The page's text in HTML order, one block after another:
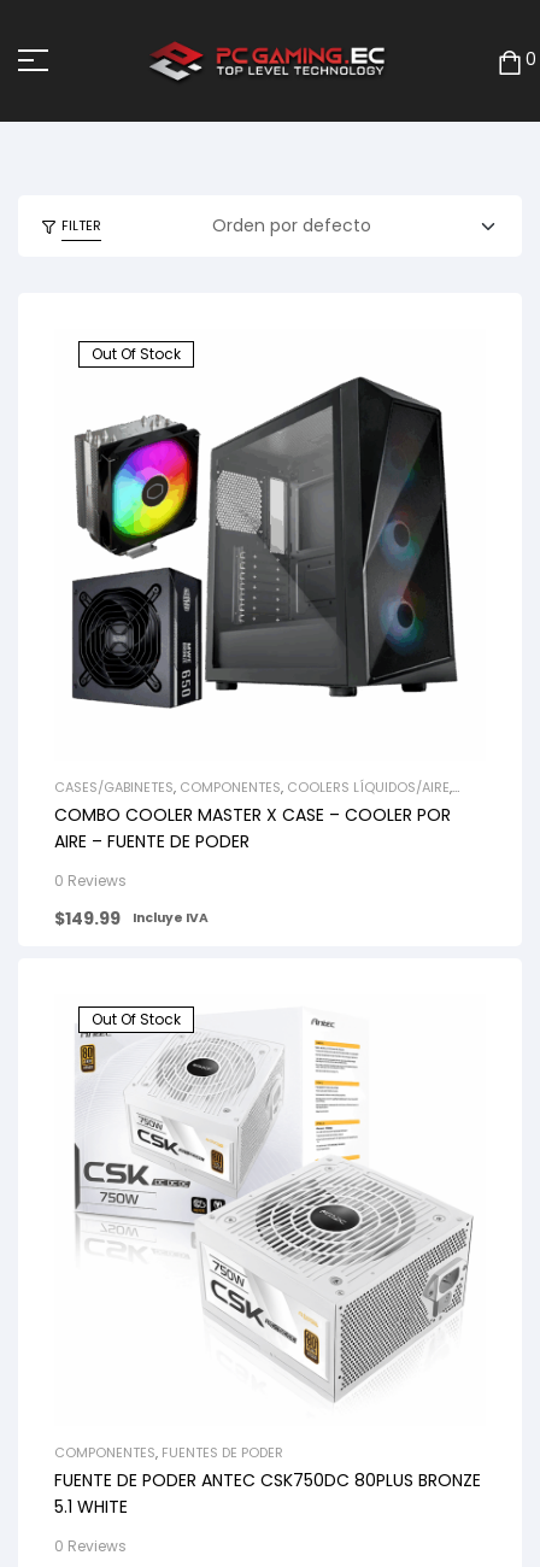
0
FILTER
Out Of Stock
CASES/GABINETES, COMPONENTES, COOLERS LÍQUIDOS/AIRE,
COMBO COOLER MASTER X CASE – COOLER POR
AIRE – FUENTE DE PODER
0 Reviews
$149.99 Incluye IVA
Out Of Stock
COMPONENTES, FUENTES DE PODER
FUENTE DE PODER ANTEC CSK750DC 80PLUS BRONZE
5.1 WHITE
0 Reviews